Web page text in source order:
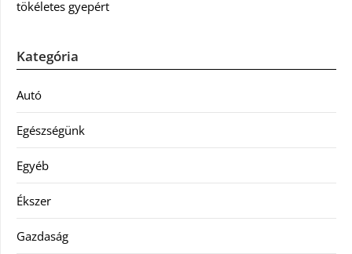
tökéletes gyepért
Kategória
Autó
Egészségünk
Egyéb
Ékszer
Gazdaság